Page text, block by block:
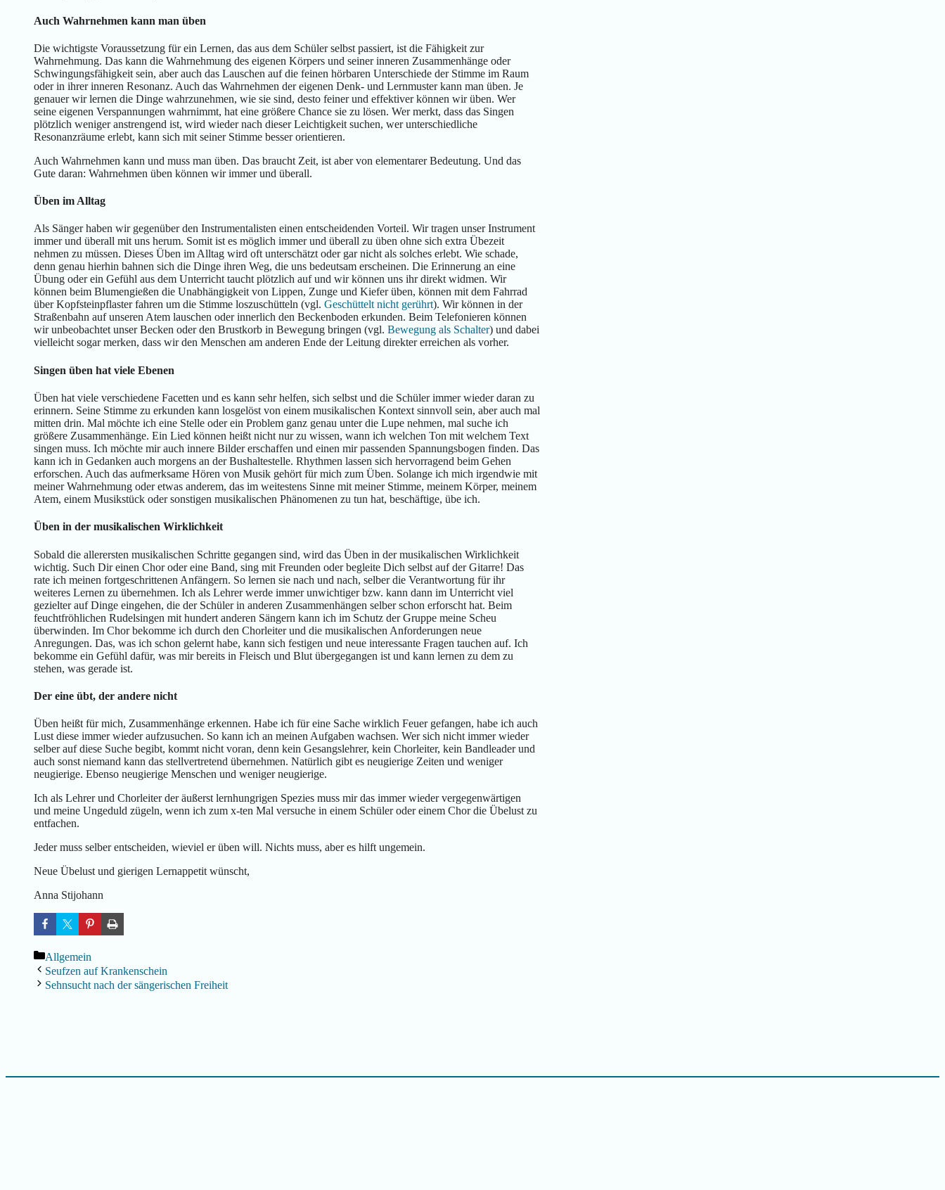
Auch Wahrnehmen kann man üben
Die wichtigste Voraussetzung für ein Lernen, das aus dem Schüler selbst passiert, ist die Fähigkeit zur
Wahrnehmung. Das kann die Wahrnehmung des eigenen Körpers und seiner inneren Zusammenhänge oder
Schwingungsfähigkeit sein, aber auch das Lauschen auf die feinen hörbaren Unterschiede der Stimme im Raum
oder in ihrer inneren Resonanz. Auch das Wahrnehmen der eigenen Denk- und Lernmuster kann man üben. Je
genauer wir lernen die Dinge wahrzunehmen, wie sie sind, desto feiner und effektiver können wir üben. Wer
seine eigenen Verspannungen wahrnimmt, hat eine größere Chance sie zu lösen. Wer merkt, dass das Singen
plötzlich weniger anstrengend ist, wird wieder nach dieser Leichtigkeit suchen, wer unterschiedliche
Resonanzräume erlebt, kann sich mit seiner Stimme besser orientieren.
Auch Wahrnehmen kann und muss man üben. Das braucht Zeit, ist aber von elementarer Bedeutung. Und das
Gute daran: Wahrnehmen üben können wir immer und überall.
Üben im Alltag
Als Sänger haben wir gegenüber den Instrumentalisten einen entscheidenden Vorteil. Wir tragen unser Instrument
immer und überall mit uns herum. Somit ist es möglich immer und überall zu üben ohne sich extra Übezeit
nehmen zu müssen. Dieses Üben im Alltag wird oft unterschätzt oder gar nicht als solches erlebt. Wie schade,
denn genau hierhin bahnen sich die Dinge ihren Weg, die uns bedeutsam erscheinen. Die Erinnerung an eine
Übung oder ein Gefühl aus dem Unterricht taucht plötzlich auf und wir können uns ihr direkt widmen. Wir
können beim Blumengießen die Unabhängigkeit von Lippen, Zunge und Kiefer üben, können mit dem Fahrrad
über Kopfsteinpflaster fahren um die Stimme loszuschütteln (vgl. Geschüttelt nicht gerührt). Wir können in der
Straßenbahn auf unseren Atem lauschen oder innerlich den Beckenboden erkunden. Beim Telefonieren können
wir unbeobachtet unser Becken oder den Brustkorb in Bewegung bringen (vgl. Bewegung als Schalter) und dabei
vielleicht sogar merken, dass wir den Menschen am anderen Ende der Leitung direkter erreichen als vorher.
Singen üben hat viele Ebenen
Üben hat viele verschiedene Facetten und es kann sehr helfen, sich selbst und die Schüler immer wieder daran zu
erinnern. Seine Stimme zu erkunden kann losgelöst von einem musikalischen Kontext sinnvoll sein, aber auch mal
mitten drin. Mal möchte ich eine Stelle oder ein Problem ganz genau unter die Lupe nehmen, mal suche ich
größere Zusammenhänge. Ein Lied können heißt nicht nur zu wissen, wann ich welchen Ton mit welchem Text
singen muss. Ich möchte mir auch innere Bilder erschaffen und einen mir passenden Spannungsbogen finden. Das
kann ich in Gedanken auch morgens an der Bushaltestelle. Rhythmen lassen sich hervorragend beim Gehen
erforschen. Auch das aufmerksame Hören von Musik gehört für mich zum Üben. Solange ich mich irgendwie mit
meiner Wahrnehmung oder etwas anderem, das im weitestens Sinne mit meiner Stimme, meinem Körper, meinem
Atem, einem Musikstück oder sonstigen musikalischen Phänomenen zu tun hat, beschäftige, übe ich.
Üben in der musikalischen Wirklichkeit
Sobald die allerersten musikalischen Schritte gegangen sind, wird das Üben in der musikalischen Wirklichkeit
wichtig. Such Dir einen Chor oder eine Band, sing mit Freunden oder begleite Dich selbst auf der Gitarre! Das
rate ich meinen fortgeschrittenen Anfängern. So lernen sie nach und nach, selber die Verantwortung für ihr
weiteres Lernen zu übernehmen. Ich als Lehrer werde immer unwichtiger bzw. kann dann im Unterricht viel
gezielter auf Dinge eingehen, die der Schüler in anderen Zusammenhängen selber schon erforscht hat. Beim
feuchtfröhlichen Rudelsingen mit hundert anderen Sängern kann ich im Schutz der Gruppe meine Scheu
überwinden. Im Chor bekomme ich durch den Chorleiter und die musikalischen Anforderungen neue
Anregungen. Das, was ich schon gelernt habe, kann sich festigen und neue interessante Fragen tauchen auf. Ich
bekomme ein Gefühl dafür, was mir bereits in Fleisch und Blut übergegangen ist und kann lernen zu dem zu
stehen, was gerade ist.
Der eine übt, der andere nicht
Üben heißt für mich, Zusammenhänge erkennen. Habe ich für eine Sache wirklich Feuer gefangen, habe ich auch
Lust diese immer wieder aufzusuchen. So kann ich an meinen Aufgaben wachsen. Wer sich nicht immer wieder
selber auf diese Suche begibt, kommt nicht voran, denn kein Gesangslehrer, kein Chorleiter, kein Bandleader und
auch sonst niemand kann das stellvertretend übernehmen. Natürlich gibt es neugierige Zeiten und weniger
neugierige. Ebenso neugierige Menschen und weniger neugierige.
Ich als Lehrer und Chorleiter der äußerst lernhungrigen Spezies muss mir das immer wieder vergegenwärtigen
und meine Ungeduld zügeln, wenn ich zum x-ten Mal versuche in einem Schüler oder einem Chor die Übelust zu
entfachen.
Jeder muss selber entscheiden, wieviel er üben will. Nichts muss, aber es hilft ungemein.
Neue Übelust und gierigen Lernappetit wünscht,
Anna Stijohann
Kategorien
Allgemein
Seufzen auf Krankenschein
Sehnsucht nach der sängerischen Freiheit